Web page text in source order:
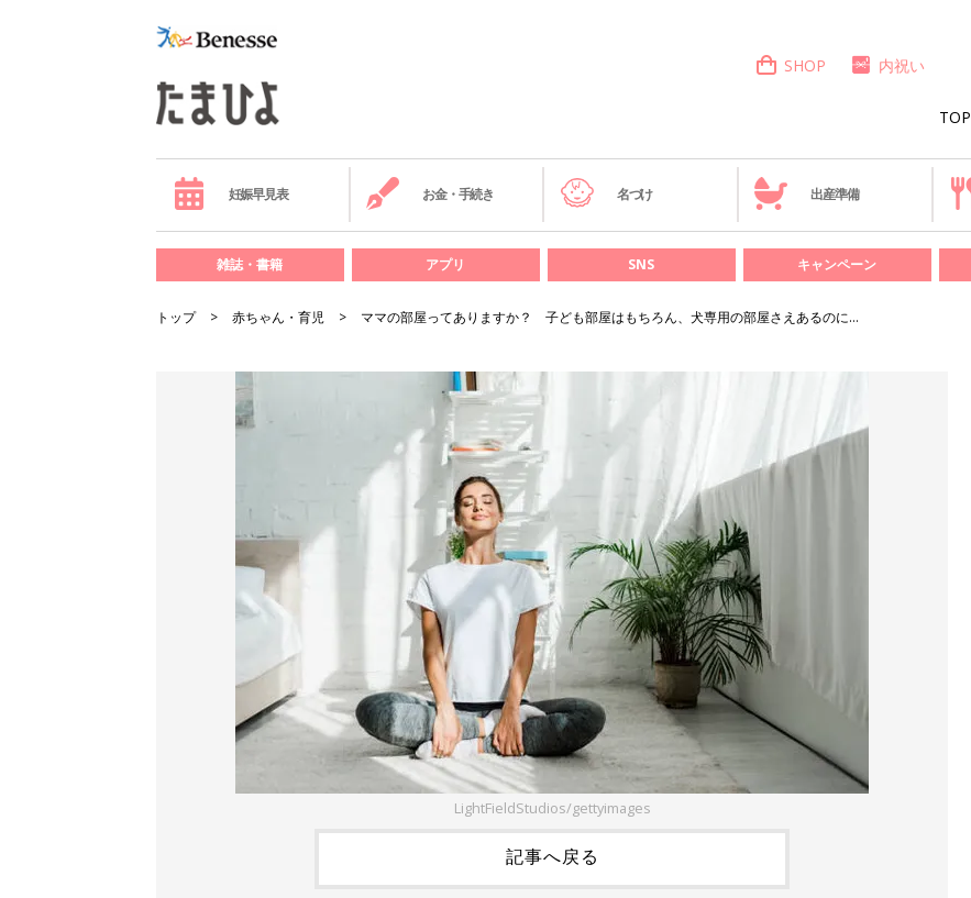
TOP
SHOP 内祝い
妊娠早見表 お金・手続き 名づけ 出産準備
雑誌・書籍 アプリ SNS キャンペーン
トップ 赤ちゃん・育児 ママの部屋ってありますか？ 子ども部屋はもちろん、犬専用の部屋さえあるのに…
LightFieldStudios/gettyimages
記事へ戻る